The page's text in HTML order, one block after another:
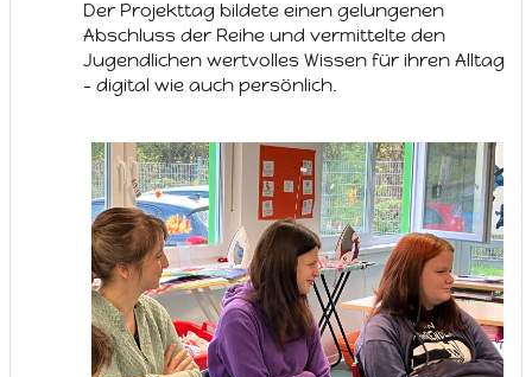
Der Projekttag bildete einen gelungenen
Abschluss der Reihe und vermittelte den
Jugendlichen wertvolles Wissen für ihren Alltag
– digital wie auch persönlich.